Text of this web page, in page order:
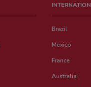
Brazil
Mexico
France
Australia